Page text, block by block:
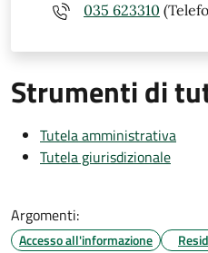
035 623310
Strumenti di
Tutela amministrativa
Tutela giurisdizionale
Argomenti:
Accesso all'informazione